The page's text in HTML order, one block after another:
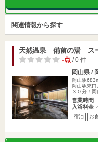
関連情報から探す
天然温泉 備前の湯 ス
-点/ 0 件
岡山県 /
岡山駅
岡山駅東
３０分！岡
営業時間
入浴料金
宿泊 お